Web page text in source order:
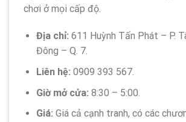
chơi ở mọi cấp độ.
Địa chỉ: 611 Huỳnh Tấn Phát – P.
Đông – Q. 7.
Liên hệ: 0909 393 567.
Giờ mở cửa: 8:30 – 5:00.
Giá: Giá cả cạnh tranh, có các